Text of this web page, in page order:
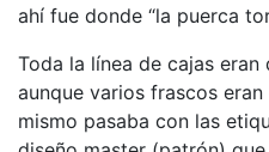
ahí fue donde “la puerca
Toda la línea de cajas
aunque varios frascos
mismo pasaba con las